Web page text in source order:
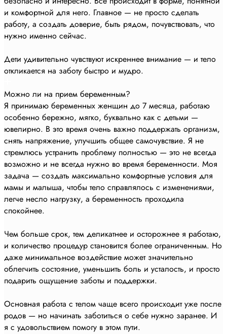
и комфортной для него. Главное — не просто сделать
работу, а создать доверие, быть рядом, почувствовать, что
нужно именно сейчас.
Дети удивительно чувствуют искреннее внимание — и тело
откликается на заботу быстро и мудро.
Можно ли на прием беременным?
Я принимаю беременных женщин до 7 месяца, работаю
особенно бережно, мягко, буквально как с детьми —
ювелирно. В это время очень важно поддержать организм,
снять напряжение, улучшить общее самочувствие. Я не
стремлюсь устранить проблему полностью — это не всегда
возможно и не всегда нужно во время беременности. Моя
задача — создать максимально комфортные условия для
мамы и малыша, чтобы тело справлялось с изменениями,
легче несло нагрузку, а беременность проходила
спокойнее.
Чем больше срок, тем деликатнее и осторожнее я работаю,
и количество процедур становится более ограниченным. Но
даже минимальное воздействие может значительно
облегчить состояние, уменьшить боль и усталость, и просто
подарить ощущение заботы и поддержки.
Основная работа с телом чаще всего происходит уже после
родов — но начинать заботиться о себе нужно заранее. И
я с удовольствием помогу в этом пути.